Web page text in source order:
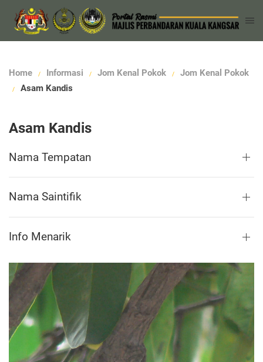
Home Informasi Jom Kenal Pokok
Jom Kenal Pokok
Asam Kandis
Asam Kandis
Nama Tempatan
Nama Saintifik
Info Menarik